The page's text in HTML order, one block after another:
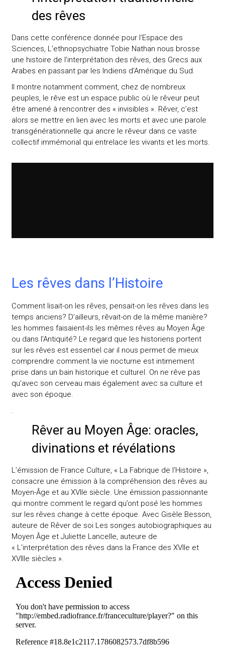
des rêves
Dans cette conférence donnée pour l’Espace des
Sciences, L’ethnopsychiatre Tobie Nathan nous brosse
une histoire de l’interprétation des rêves, des Grecs aux
Arabes en passant par les Indiens d’Amérique du Sud.
Il montre notamment comment, chez de nombreux
peuples, le rêve est un espace public où le rêveur peut
être amené à rencontrer des « invisibles ». Rêver, c’est
alors se mettre en lien avec les morts et avec une parole
transgénérationnelle qui ancre le rêveur dans ce vaste
collectif immémorial qui entrelace les vivants et les morts.
Les rêves dans l’Histoire
Comment lisait-on les rêves, pensait-on les rêves dans les
temps anciens? D’ailleurs, rêvait-on de la même manière?
les hommes faisaient-ils les mêmes rêves au Moyen Âge
ou dans l’Antiquité? Le regard que les historiens portent
sur les rêves est essentiel car il nous permet de mieux
comprendre comment la vie nocturne est intimement
prise dans un bain historique et culturel. On ne rêve pas
qu’avec son cerveau mais également avec sa culture et
avec son époque.
.
Rêver au Moyen Âge: oracles,
divinations et révélations
L’émission de France Culture, « La Fabrique de l’Histoire »,
consacre une émission à la compréhension des rêves au
Moyen-Âge et au XVIIe siècle. Une émission passionnante
qui montre comment le regard qu’ont posé les hommes
sur les rêves change à cette époque. Avec Gisèle Besson,
auteure de Rêver de soi Les songes autobiographiques au
Moyen Âge et Juliette Lancelle, auteure de
« L’interprétation des rêves dans la France des XVIIe et
XVIIIe siècles ».